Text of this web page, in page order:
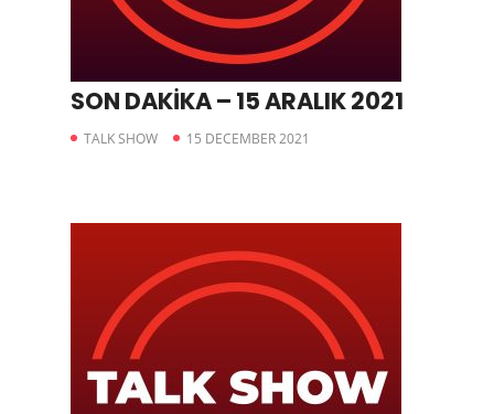
SON DAKİKA – 15 ARALIK 2021
TALK SHOW 15 DECEMBER 2021